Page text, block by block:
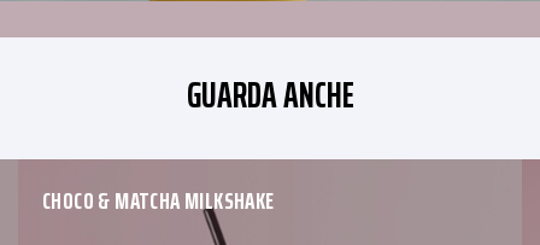
GUARDA ANCHE
CHOCO & MATCHA MILKSHAKE